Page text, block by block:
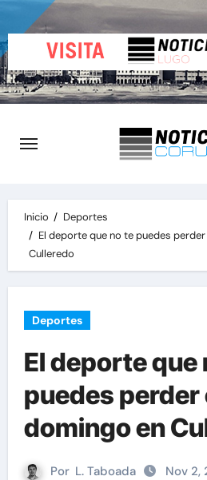
al
contenido
Inicio
Deportes
El deporte que no te puedes
Culleredo
Deportes
El deporte que
puedes perder
domingo en
Por L. Taboada Nov 2,